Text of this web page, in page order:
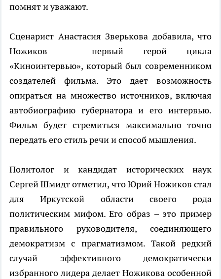
помнят и уважают.
Сценарист Анастасия Зверькова добавила, что
Ножиков – первый герой цикла
«Киноинтервью», который был современником
создателей фильма. Это дает возможность
опираться на множество источников, включая
автобиографию губернатора и его интервью.
Фильм будет стремиться максимально точно
передать его стиль речи и способ мышления.
Политолог и кандидат исторических наук
Сергей Шмидт отметил, что Юрий Ножиков стал
для Иркутской области своего рода
политическим мифом. Его образ – это пример
правильного руководителя, соединяющего
демократизм с прагматизмом. Такой редкий
случай эффективного демократически
избранного лидера делает Ножикова особенной